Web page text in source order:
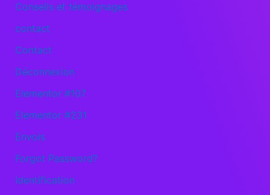
Conseils et témoignages
contact
Contact
Déconnexion
Elementor #107
Elementor #231
Envois
Forgot Password?
Identification